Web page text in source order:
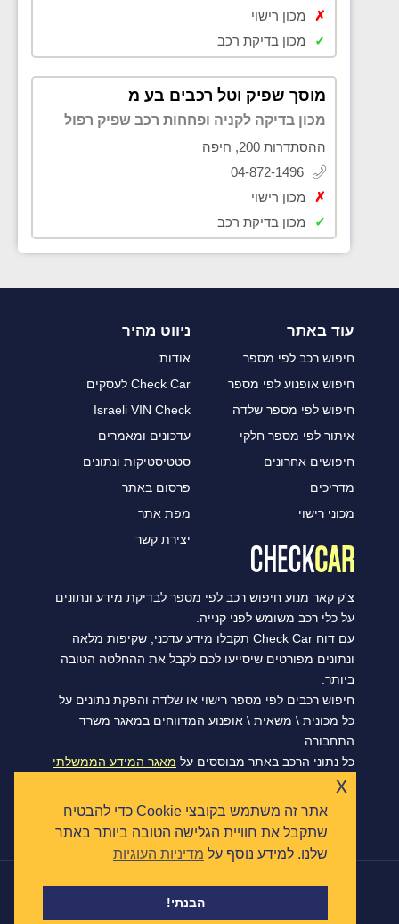
✗
מכון רישוי
✓
מכון בדיקת רכב
מוסך שפיק וטל רכבים בע מ
מכון בדיקה לקניה ופחחות רכב שפיק רפול
ההסתדרות 200, חיפה
04-872-1496
✗
מכון רישוי
✓
מכון בדיקת רכב
עוד באתר
חיפוש רכב לפי מספר
חיפוש אופנוע לפי מספר
חיפוש לפי מספר שלדה
איתור לפי מספר חלקי
חיפושים אחרונים
מדריכים
מכוני רישוי
ניווט מהיר
אודות
Check Car לעסקים
Israeli VIN Check
עדכונים ומאמרים
סטטיסטיקות ונתונים
פרסום באתר
מפת אתר
יצירת קשר
צ'ק קאר מנוע חיפוש רכב לפי מספר לבדיקת מידע ונתונים
על כלי רכב משומש לפני קנייה.
עם דוח Check Car תקבלו מידע עדכני, שקיפות מלאה
ונתונים מפורטים שיסייעו לכם לקבל את ההחלטה הטובה
ביותר.
חיפוש רכבים לפי מספר רישוי או שלדה והפקת נתונים על
כל מכונית \ משאית \ אופנוע המדווחים במאגר משרד
התחבורה.
כל נתוני הרכב באתר מבוססים על מאגר המידע הממשלתי
הפתוח של משרד התחבורה, ומסתנכרנים מדי יום.
אתר זה משתמש בקובצי Cookie כדי להבטיח
שתקבל את חוויית הגלישה הטובה ביותר באתר
שלנו. למידע נוסף על מדיניות העוגיות
הבנתי!
x